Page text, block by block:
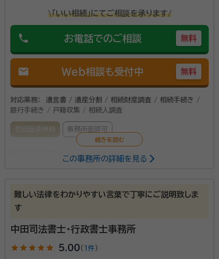
\「いい相続」にてご相談を承ります/
phone お電話でのご相談 無料
mail Web相談も受付中 無料
対応業務：
遺言書 / 遺産分割 / 相続財産調査 / 相続手続き /
銀行手続き / 戸籍収集 / 相続人調査
初回面談無料 事務所面談可
皆さんは、身近な人が亡くなられた後、どこへ行き、ど
のような手続きや届出を行えばよいか、ご存知ですか？
多さ、煩雑さには頭を悩ませられます。死亡と同時に発
この事務所の詳細を見る
難しい法律をわかりやすい言葉で丁寧にご説明致しま
す
中田司法書士・行政書士事務所
star star star star star 5.00 （ 1件）